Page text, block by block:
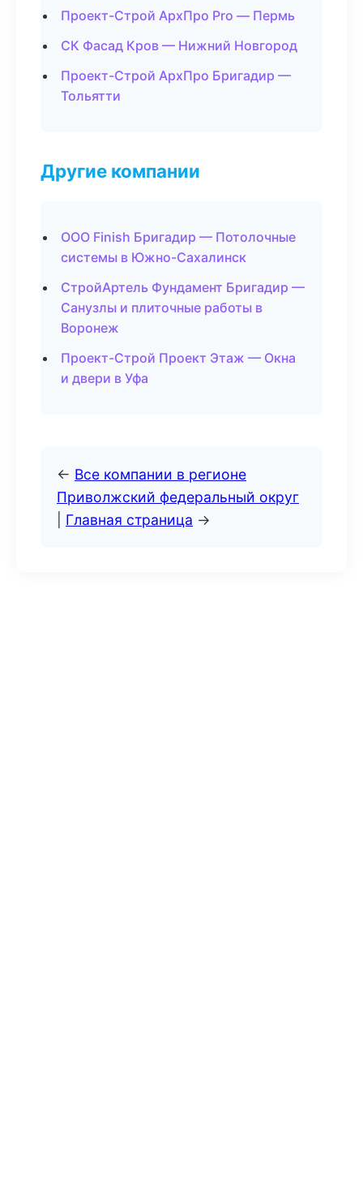
Проект-Строй АрхПро Pro — Пермь
СК Фасад Кров — Нижний Новгород
Проект-Строй АрхПро Бригадир —
Тольятти
Другие компании
ООО Finish Бригадир — Потолочные
системы в Южно-Сахалинск
СтройАртель Фундамент Бригадир —
Санузлы и плиточные работы в
Воронеж
Проект-Строй Проект Этаж — Окна
и двери в Уфа
← Все компании в регионе
Приволжский федеральный округ
Главная страница →